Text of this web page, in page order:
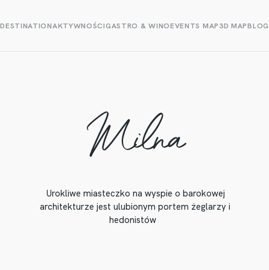
DESTINATIONAKTYWNOŚCIGASTRO & WINOEVENTS MAP3D MAPBLOG
Milna
Urokliwe miasteczko na wyspie o barokowej
architekturze jest ulubionym portem żeglarzy i
hedonistów